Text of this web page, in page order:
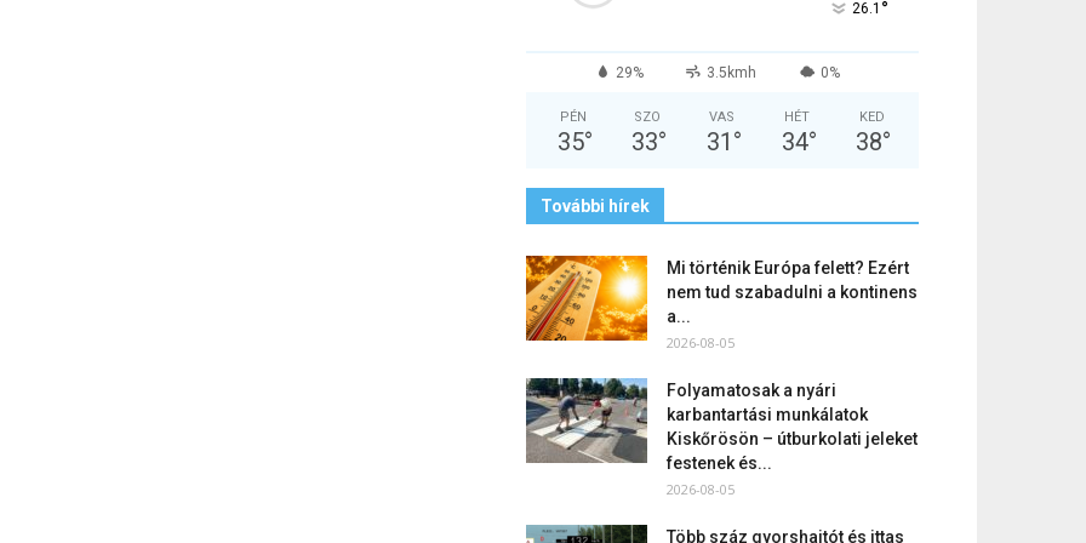
26.1 °
29% 3.5kmh 0%
PÉN
35°
SZO
33°
VAS
31 °
HÉT
34°
KED
38°
További hírek
Mi történik Európa felett? Ezért
nem tud szabadulni a kontinens
a...
2026-08-05
Folyamatosak a nyári
karbantartási munkálatok
Kiskőrösön – útburkolati jeleket
festenek és...
2026-08-05
Több száz gyorshajtót és ittas